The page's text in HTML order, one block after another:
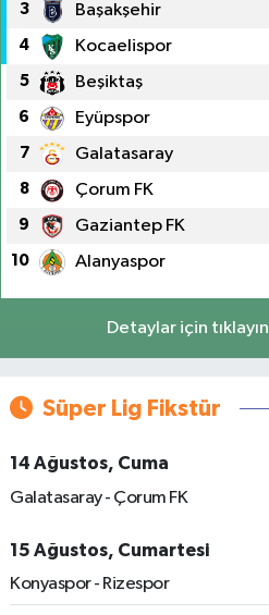
3 Başakşehir
4 Kocaelispor
5 Beşiktaş
6 Eyüpspor
7 Galatasaray
8 Çorum FK
9 Gaziantep FK
10 Alanyaspor
Detaylar için tıklayın
Süper Lig Fikstür
14 Ağustos, Cuma
Galatasaray - Çorum FK
15 Ağustos, Cumartesi
Konyaspor - Rizespor